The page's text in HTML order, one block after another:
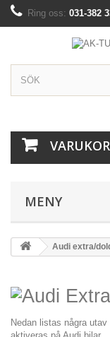
Ring oss: 031-382
MENY
Audi extra/
Audi
Nedan listas några